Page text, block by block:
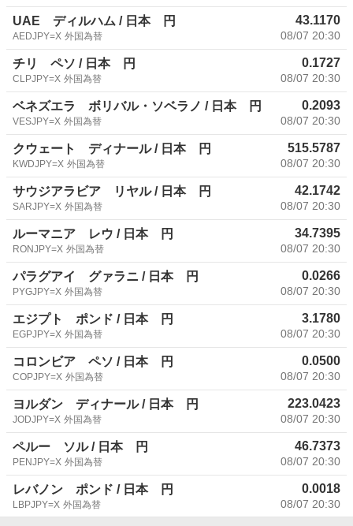
UAE ディルハム / 日本 円
AEDJPY=X 外国為替
43.1170
08/07 20:30
チリ ペソ / 日本 円
CLPJPY=X 外国為替
0.1727
08/07 20:30
ベネズエラ ボリバル・ソベラノ / 日本 円
VESJPY=X 外国為替
0.2093
08/07 20:30
クウェート ディナール / 日本 円
KWDJPY=X 外国為替
515.5787
08/07 20:30
サウジアラビア リヤル / 日本 円
SARJPY=X 外国為替
42.1742
08/07 20:30
ルーマニア レウ / 日本 円
RONJPY=X 外国為替
34.7395
08/07 20:30
パラグアイ グァラニ / 日本 円
PYGJPY=X 外国為替
0.0266
08/07 20:30
エジプト ポンド / 日本 円
EGPJPY=X 外国為替
3.1780
08/07 20:30
コロンビア ペソ / 日本 円
COPJPY=X 外国為替
0.0500
08/07 20:30
ヨルダン ディナール / 日本 円
JODJPY=X 外国為替
223.0423
08/07 20:30
ペルー ソル / 日本 円
PENJPY=X 外国為替
46.7373
08/07 20:30
レバノン ポンド / 日本 円
LBPJPY=X 外国為替
0.0018
08/07 20:30